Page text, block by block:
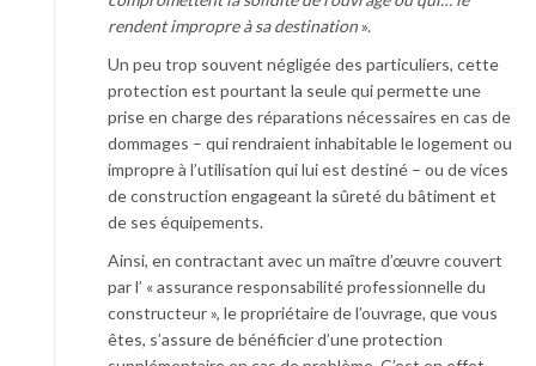
rendent impropre à sa destination».
Un peu trop souvent négligée des particuliers, cette
protection est pourtant la seule qui permette une
prise en charge des réparations nécessaires en cas de
dommages – qui rendraient inhabitable le logement ou
impropre à l’utilisation qui lui est destiné – ou de vices
de construction engageant la sûreté du bâtiment et
de ses équipements.
Ainsi, en contractant avec un maître d’œuvre couvert
par l’ « assurance responsabilité professionnelle du
constructeur », le propriétaire de l’ouvrage, que vous
êtes, s’assure de bénéficier d’une protection